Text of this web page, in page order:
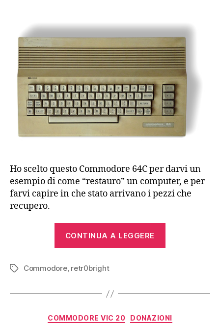
Cif
RetroBright
Ho scelto questo Commodore 64C per darvi un
esempio di come “restauro” un computer, e per
farvi capire in che stato arrivano i pezzi che
recupero.
CONTINUA A LEGGERE
Cif
Tag Commodore, retr0bright
Categorie
COMMODORE VIC 20 DONAZIONI